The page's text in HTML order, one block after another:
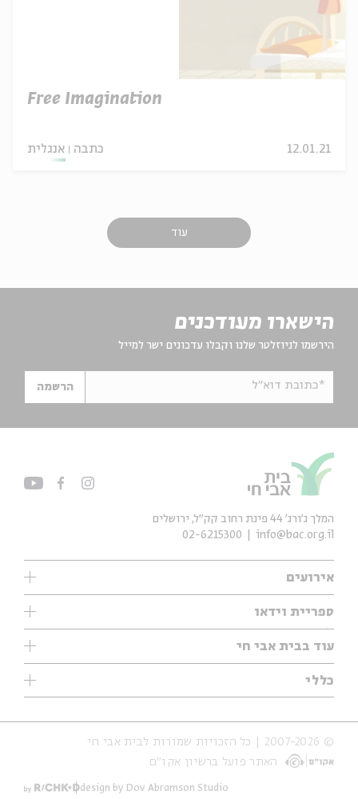
Free Imagination
אנגלית כתבה 12.01.21
עוד
הישארו מעודכנים
הירשמו לניוזלטר שלנו וקבלו עדכונים ישר למייל
*כתובת דוא"ל הרשמה
אירועים
עיון
אנגלית
נוער
סדרות
אירועי עבר
אירועים בירושלים
ספריית וידאו
ילדים
מוזיקה
עיון
מיוחדים
עוד בבית אבי חי
תערוכות
מיוחדים
כללי
אודות
הצהרת נגישות
תנאי שימוש והצהרת פרטיות
המלך ג'ורג' 44 פינת רחוב קק״ל, ירושלים
info@bac.org.il
02-6215300
© 2007-2026 | כל הזכויות שמורות לבית אבי חי
האתר פועל ברשיון אקו״ם
design by Dov Abramson Studio